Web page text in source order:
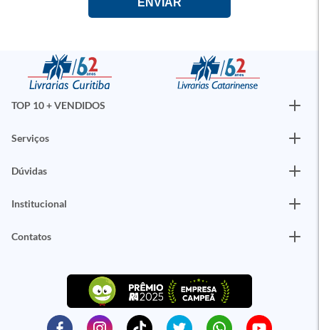
TOP 10 + VENDIDOS
Serviços
Dúvidas
Institucional
Contatos